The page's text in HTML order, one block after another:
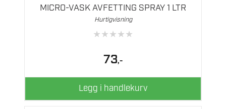
MICRO-VASK AVFETTING SPRAY 1 LTR
Hurtigvisning
★★★★★
73,-
Legg i handlekurv